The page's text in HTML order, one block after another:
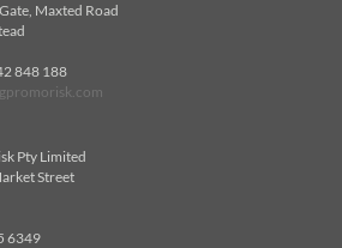
Maxted Road
848 188
Pty Limited
Street
6349